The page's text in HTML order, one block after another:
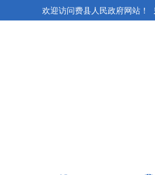
欢迎访问费县人民政府网站！